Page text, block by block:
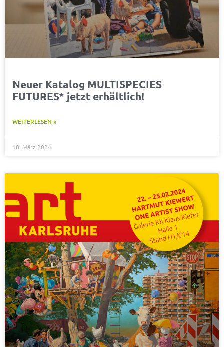
Neuer Katalog MULTISPECIES
FUTURES* jetzt erhältlich!
WEITERLESEN »
18. März 2024